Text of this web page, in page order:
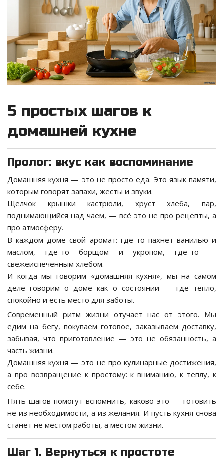
5 простых шагов к
домашней кухне
Пролог: вкус как воспоминание
Домашняя кухня — это не просто еда. Это язык памяти,
которым говорят запахи, жесты и звуки.
Щелчок крышки кастрюли, хруст хлеба, пар,
поднимающийся над чаем, — всё это не про рецепты, а
про атмосферу.
В каждом доме свой аромат: где-то пахнет ванилью и
маслом, где-то борщом и укропом, где-то —
свежеиспечённым хлебом.
И когда мы говорим «домашняя кухня», мы на самом
деле говорим о доме как о состоянии — где тепло,
спокойно и есть место для заботы.
Современный ритм жизни отучает нас от этого. Мы
едим на бегу, покупаем готовое, заказываем доставку,
забывая, что приготовление — это не обязанность, а
часть жизни.
Домашняя кухня — это не про кулинарные достижения,
а про возвращение к простому: к вниманию, к теплу, к
себе.
Пять шагов помогут вспомнить, каково это — готовить
не из необходимости, а из желания. И пусть кухня снова
станет не местом работы, а местом жизни.
Шаг 1. Вернуться к простоте